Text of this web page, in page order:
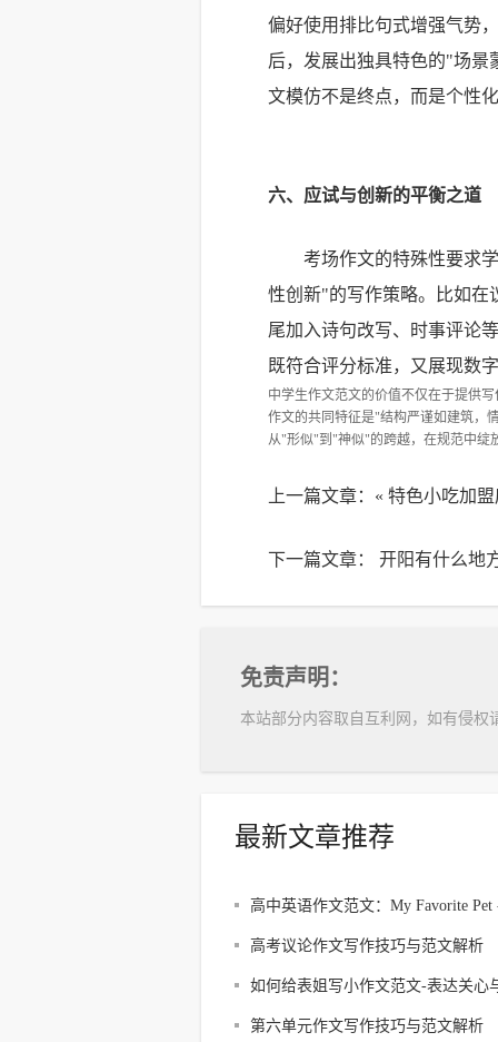
偏好使用排比句式增强气势
后，发展出独具特色的"场景
文模仿不是终点，而是个性
六、应试与创新的平衡之道
考场作文的特殊性要求
性创新"的写作策略。比如在
尾加入诗句改写、时事评论
既符合评分标准，又展现数
中学生作文范文的价值不仅在于提供
作文的共同特征是"结构严谨如建筑，
从"形似"到"神似"的跨越，在规范中绽
上一篇文章：«特色小吃加
下一篇文章：开阳有什么地
免责声明：
本站部分内容取自互利网，如有侵权
最新文章推荐
高中英语作文范文：My Favorite Pet
Cat高考议论作文写作技巧与范文解析
如何给表姐写小作文范文-表达关心
福第六单元作文写作技巧与范文解析